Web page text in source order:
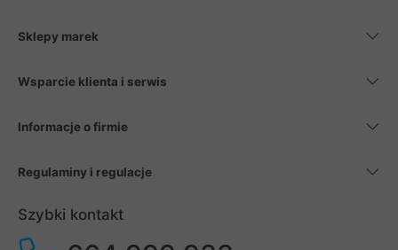
Sklepy marek
Wsparcie klienta i serwis
Informacje o firmie
Regulaminy i regulacje
Szybki kontakt